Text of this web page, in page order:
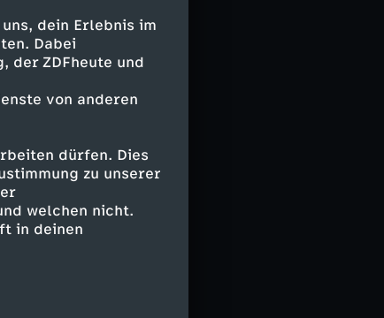
dein Erlebnis im
Dabei
der ZDFheute und
von anderen
dürfen. Dies
zu unserer
welchen nicht.
in deinen
(57.),
Loïs
blieb
Sein
(90. +3
(67.